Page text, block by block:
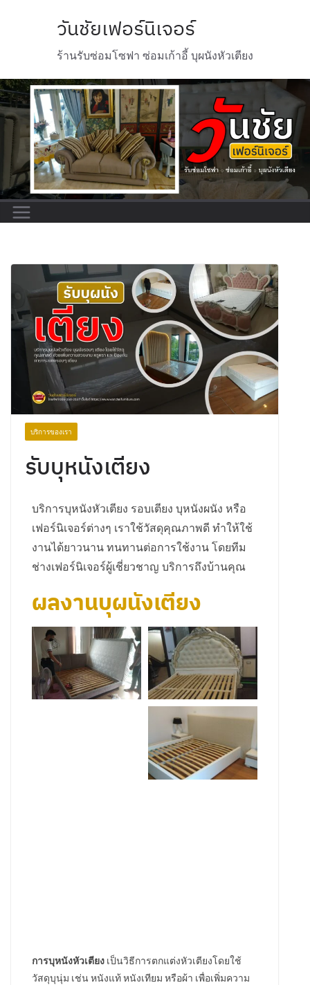
วันชัยเฟอร์นิเจอร์
ร้านรับซ่อมโซฟา ซ่อมเก้าอี้ บุผนังหัวเตียง
บริการของเรา
รับบุหนังเตียง
บริการบุหนังหัวเตียง รอบเตียง บุหนังผนัง หรือ
เฟอร์นิเจอร์ต่างๆ เราใช้วัสดุคุณภาพดี ทำให้ใช้
งานได้ยาวนาน ทนทานต่อการใช้งาน โดยทีม
ช่างเฟอร์นิเจอร์ผู้เชี่ยวชาญ บริการถึงบ้านคุณ
ผลงานบุผนังเตียง
การบุหนังหัวเตียง เป็นวิธีการตกแต่งหัวเตียงโดยใช้
วัสดุบุนุ่ม เช่น หนังแท้ หนังเทียม หรือผ้า เพื่อเพิ่มความ